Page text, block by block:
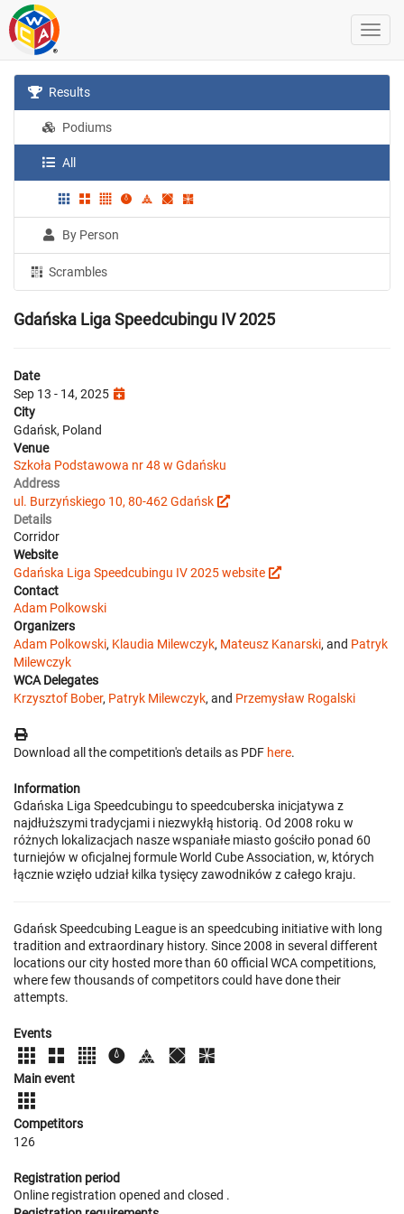
Results
Podiums
All
By Person
Scrambles
Gdańska Liga Speedcubingu IV 2025
Date
Sep 13 - 14, 2025
City
Gdańsk, Poland
Venue
Szkoła Podstawowa nr 48 w Gdańsku
Address
ul. Burzyńskiego 10, 80-462 Gdańsk
Details
Corridor
Website
Gdańska Liga Speedcubingu IV 2025 website
Contact
Adam Polkowski
Organizers
Adam Polkowski, Klaudia Milewczyk, Mateusz Kanarski, and Patryk
Milewczyk
WCA Delegates
Krzysztof Bober, Patryk Milewczyk, and Przemysław Rogalski
Download all the competition's details as PDF here.
Information
Gdańska Liga Speedcubingu to speedcuberska inicjatywa z
najdłuższymi tradycjami i niezwykłą historią. Od 2008 roku w
różnych lokalizacjach nasze wspaniałe miasto gościło ponad 60
turniejów w oficjalnej formule World Cube Association, w, których
łącznie wzięło udział kilka tysięcy zawodników z całego kraju.
Gdańsk Speedcubing League is an speedcubing initiative with long
tradition and extraordinary history. Since 2008 in several different
locations our city hosted more than 60 official WCA competitions,
where few thousands of competitors could have done their
attempts.
Events
Main event
Competitors
126
Registration period
Online registration opened and closed .